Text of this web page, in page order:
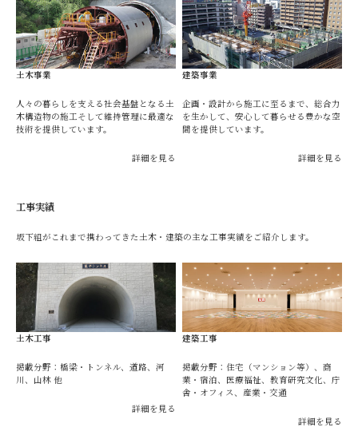
土木事業
人々の暮らしを支える社会基盤となる土
木構造物の施工そして維持管理に最適な
技術を提供しています。
詳細を見る
建築事業
企画・設計から施工に至るまで、総合力
を生かして、安心して暮らせる豊かな空
間を提供しています。
詳細を見る
工事実績
坂下組がこれまで携わってきた土木・建築の主な工事実績をご紹介します。
土木工事
掲載分野：橋梁・トンネル、道路、河
川、山林 他
詳細を見る
建築工事
掲載分野：住宅（マンション等）、商
業・宿泊、医療福祉、教育研究文化、庁
舎・オフィス、産業・交通
詳細を見る